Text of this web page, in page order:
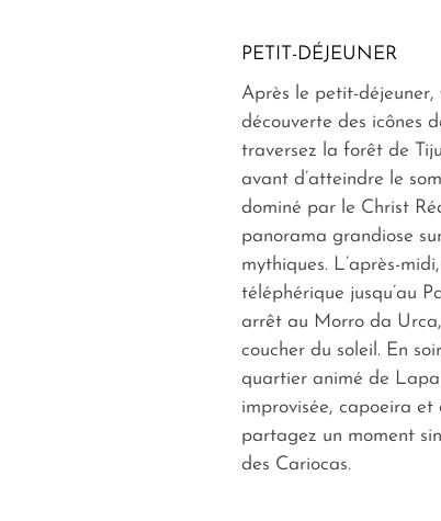
PETIT-DÉJEUNER
Après le petit-déjeuner,
découverte des icônes
traversez la forêt de
avant d’atteindre le
dominé par le Christ
panorama grandiose
mythiques. L’après-
téléphérique jusqu’au
arrêt au Morro da
coucher du soleil. En
quartier animé de Lapa
improvisée, capoeira et
partagez un moment
des Cariocas.